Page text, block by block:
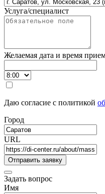
Услуга/специалист
Желаемая дата и время
Даю согласие с политикой
Город
URL
Задать вопрос
Имя